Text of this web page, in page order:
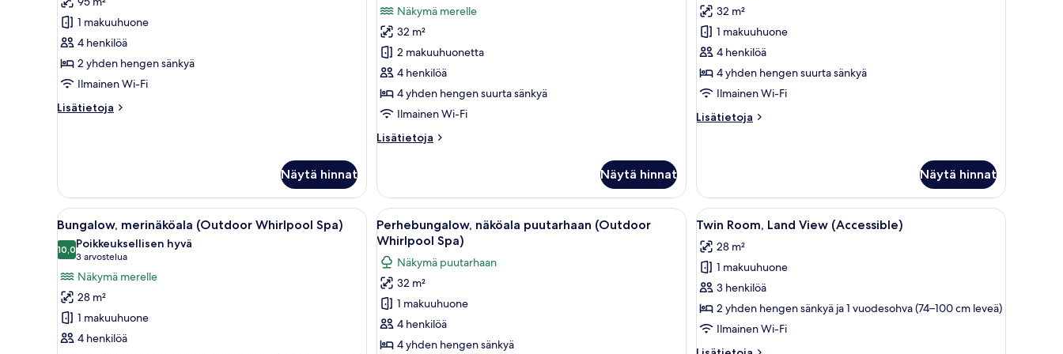
Royal
Suite
kuvat
1 makuuhuone
4 henkilöä
2 yhden hengen sänkyä
Ilmainen Wi-Fi
Lisätietoja
Lisätietoja
Näytä hinnat
Perhehuone,
merinäköala
kuvat
arvostelua)
Näkymä merelle
32 m²
2 makuuhuonetta
4 henkilöä
4 yhden hengen suurta sänkyä
Ilmainen Wi-Fi
Lisätietoja
Lisätietoja
Näytä hinnat
Perhehuone,
pääsy
uima-
altaalle
kuvat
arvostelu)
32 m²
1 makuuhuone
4 henkilöä
4 yhden hengen suurta sänkyä
Ilmainen Wi-Fi
Lisätietoja
Lisätietoja
altaalle
Näytä hinnat
Avaa
kaikki
huonetyypin
Bungalow,
merinäköala
(Outdoor
Whirlpool
Spa)
Makuuhuoneessa on suuri sänky, puinen katto, parveke, jolta on näkymä, ja sininen lipasto.
5
Bungalow, merinäköala (Outdoor Whirlpool Spa)
10,010,0 kautta 10
Poikkeuksellisen hyvä
3 arvostelua
(3
arvostelua)
Näkymä merelle
28 m²
1 makuuhuone
4 henkilöä
Avaa
kaikki
huonetyypin
Perhebungalow,
näköala
puutarhaan
(Outdoor
Whirlpool
Makuuhuoneessa on suuri sänky, pieni penkki, työpöytä, jossa on televisio, ja peili.
6
Perhebungalow, näköala puutarhaan (Outdoor
Whirlpool Spa)
Näkymä puutarhaan
32 m²
1 makuuhuone
4 henkilöä
4 yhden hengen sänkyä
Avaa
kaikki
huonetyypin
Twin
Room,
Land
View
Makuuhuoneessa on suuri sänky, televisio,
6
Twin Room, Land View (Accessible)
28 m²
1 makuuhuone
3 henkilöä
2 yhden hengen sänkyä ja 1 vuodesohva (74–100 cm leveä)
Ilmainen Wi-Fi